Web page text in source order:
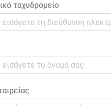
ταχυδρομείο